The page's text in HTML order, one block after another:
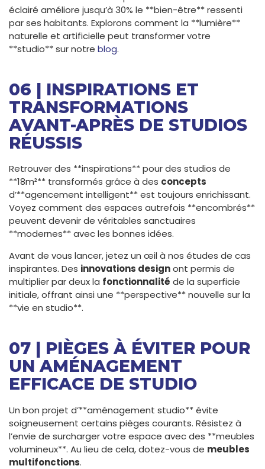
éclairé améliore jusqu’à 30% le **bien-être** ressenti
par ses habitants. Explorons comment la **lumière**
naturelle et artificielle peut transformer votre
**studio** sur notre blog.
06 | INSPIRATIONS ET
TRANSFORMATIONS
AVANT-APRÈS DE STUDIOS
RÉUSSIS
Retrouver des **inspirations** pour des studios de
**18m²** transformés grâce à des concepts
d’**agencement intelligent** est toujours enrichissant.
Voyez comment des espaces autrefois **encombrés**
peuvent devenir de véritables sanctuaires
**modernes** avec les bonnes idées.
Avant de vous lancer, jetez un œil à nos études de cas
inspirantes. Des innovations designont permis de
multiplier par deux la fonctionnalité de la superficie
initiale, offrant ainsi une **perspective** nouvelle sur la
**vie en studio**.
07 | PIÈGES À ÉVITER POUR
UN AMÉNAGEMENT
EFFICACE DE STUDIO
Un bon projet d’**aménagement studio** évite
soigneusement certains pièges courants. Résistez à
l’envie de surcharger votre espace avec des **meubles
volumineux**. Au lieu de cela, dotez-vous de meubles
multifonctions.